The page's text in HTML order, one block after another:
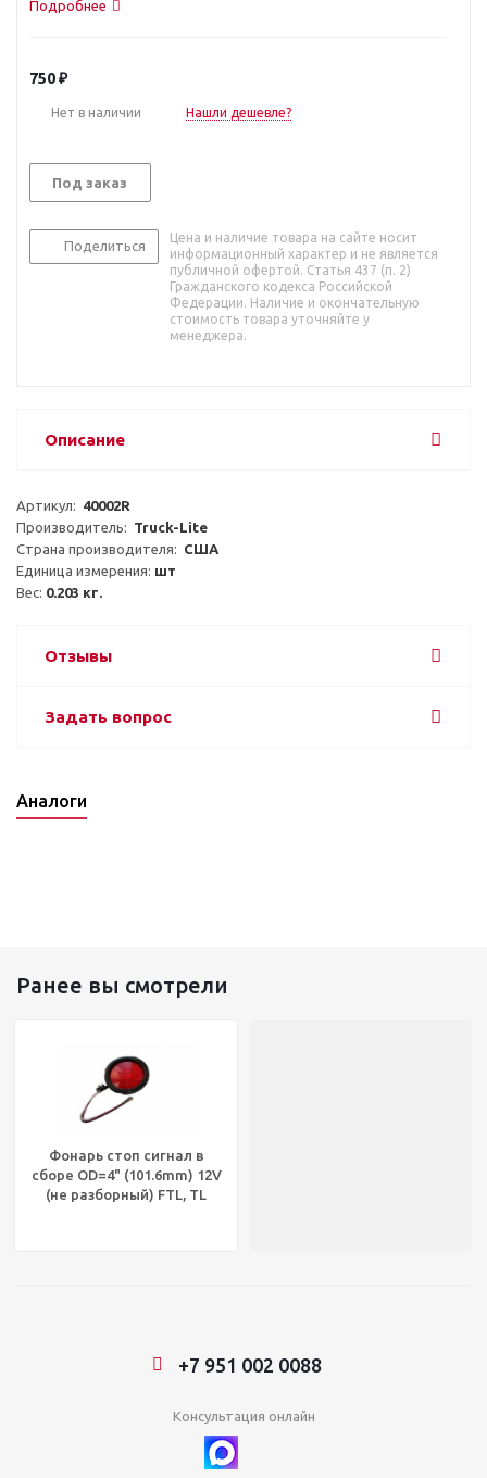
Подробнее
750₽
Нет в наличии Нашли дешевле?
Под заказ
Поделиться
Цена и наличие товара на сайте носит
информационный характер и не является
публичной офертой. Статья 437 (п. 2)
Гражданского кодекса Российской
Федерации. Наличие и окончательную
стоимость товара уточняйте у
менеджера.
Описание
Артикул: 40002R
Производитель: Truck-Lite
Страна производителя: США
Единица измерения: шт
Вес: 0.203 кг.
Отзывы
Задать вопрос
Аналоги
Ранее вы смотрели
Фонарь стоп сигнал в
сборе OD=4" (101.6mm) 12V
(не разборный) FTL, TL
+7 951 002 0088
Консультация онлайн